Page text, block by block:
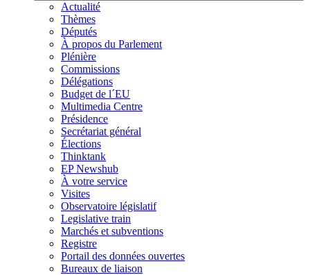
Actualité
Thèmes
Députés
À propos du Parlement
Plénière
Commissions
Délégations
Budget de l´EU
Multimedia Centre
Présidence
Secrétariat général
Élections
Thinktank
EP Newshub
À votre service
Visites
Observatoire législatif
Legislative train
Marchés et subventions
Registre
Portail des données ouvertes
Bureaux de liaison